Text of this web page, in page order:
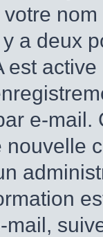
a deux
est
e-
nouvelle